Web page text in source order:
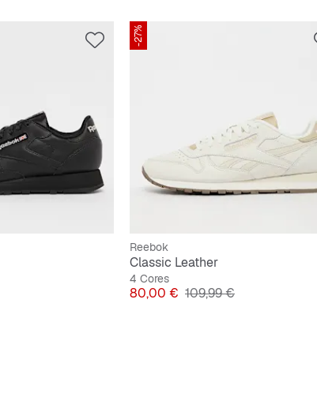
-27%
Reebok
Classic Leather
4 Cores
Preço
80,00 € Preço original
109,99 €